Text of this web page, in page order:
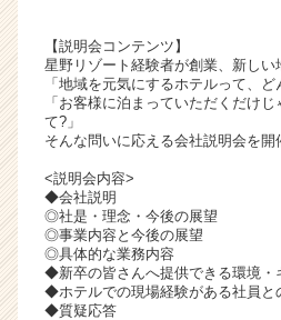
ア
（C
h
e
e
a
r
e
e
【説明会コンテンツ】
星野リゾート経験者が創業、新し
「地域を元気にするホテルって、ど
「お客様に泊まっていただくだけ
て?」
そんな問いに応える会社説明会を開
<説明会内容>
◆会社説明
◎社是・理念・今後の展望
◎事業内容と今後の展望
◎具体的な業務内容
◆新卒の皆さんへ提供できる環境・
◆ホテルでの現場経験がある社員と
◆質疑応答